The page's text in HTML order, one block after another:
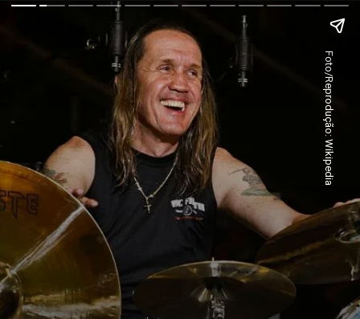
Foto/Reprodução: Wikipedia